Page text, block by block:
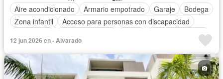
Aire acondicionado
Armario empotrado Garaje
Bodega
Zona infantil
Acceso para personas con discapacidad
Vista panorámica
Seguridad
Cuarto de servicio
12 jun 2026 en - Alvarado